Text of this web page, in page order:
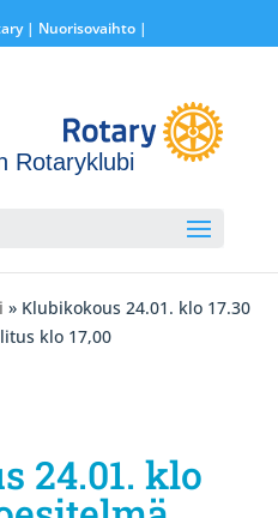
| Nuorisovaihto|
Rotaryklubi
» Klubikokous 24.01. klo 17.30
klo 17,00
24.01. klo